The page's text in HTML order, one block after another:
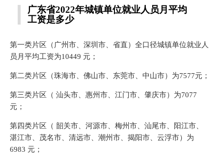
广东省2022年城镇单位就业人员月平均
工资是多少
第一类片区（广州市、深圳市、省直）全口径城镇单位就业人
员月平均工资为10449 元；
第二类片区（珠海市、佛山市、东莞市、中山市）为7577元；
第三类片区（ 汕头市、惠州市、江门市、肇庆市）为7077
元；
第四类片区（ 韶关市、河源市、梅州市、汕尾市、阳江市、
湛江市、茂名市、清远市、潮州市、揭阳市、云浮市）为
6983 元；